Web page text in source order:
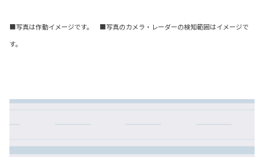
■写真は作動イメージです。 ■写真のカメラ・レーダーの検知範囲はイメージで
す。